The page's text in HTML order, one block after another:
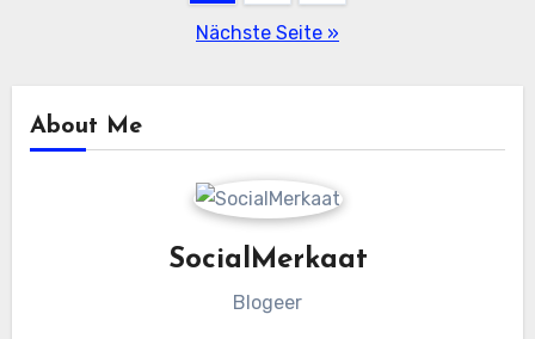
Nächste Seite »
About Me
SocialMerkaat
Blogeer